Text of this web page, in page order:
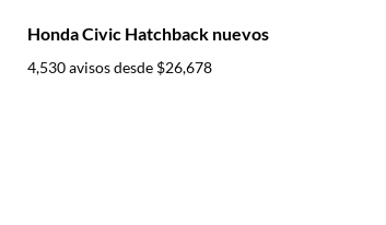
Honda Civic Hatchback nuevos
4,530 avisos desde $26,678